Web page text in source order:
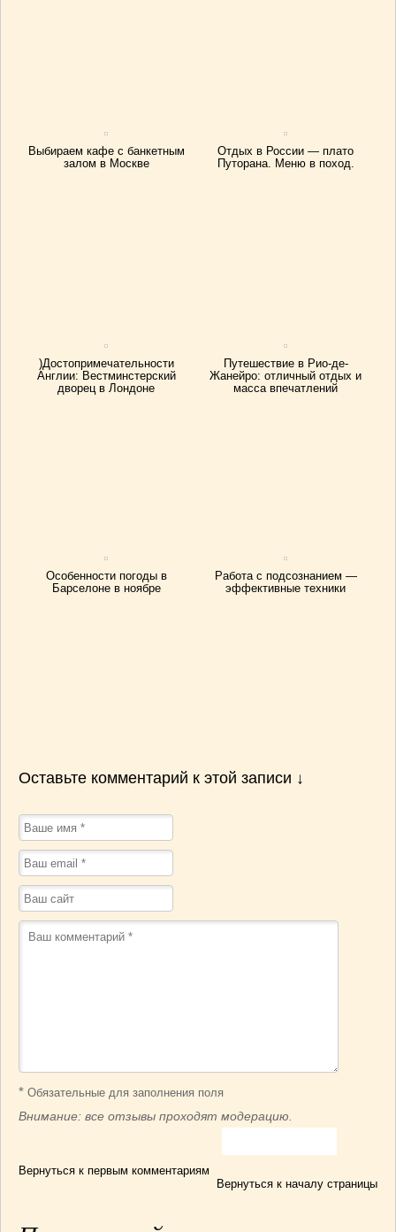
Выбираем кафе с банкетным
залом в Москве
Отдых в России — плато
Путорана. Меню в поход.
)Достопримечательности
Англии: Вестминстерский
дворец в Лондоне
Путешествие в Рио-де-
Жанейро: отличный отдых и
масса впечатлений
Особенности погоды в
Барселоне в ноябре
Работа с подсознанием —
эффективные техники
Оставьте комментарий к этой записи ↓
* Обязательные для заполнения поля
Внимание: все отзывы проходят модерацию.
Вернуться к первым комментариям
Вернуться к началу страницы